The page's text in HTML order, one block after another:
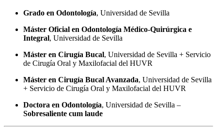
Grado en Odontología, Universidad de Sevilla
Máster Oficial en Odontología Médico-Quirúrgica e
Integral, Universidad de Sevilla
Máster en Cirugía Bucal, Universidad de Sevilla + Servicio
de Cirugía Oral y Maxilofacial del HUVR
Máster en Cirugía Bucal Avanzada, Universidad de Sevilla
+ Servicio de Cirugía Oral y Maxilofacial del HUVR
Doctora en Odontología, Universidad de Sevilla –
Sobresaliente cum laude